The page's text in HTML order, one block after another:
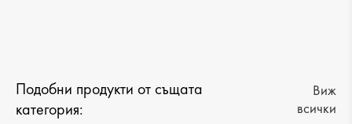
Подобни продукти от същата
категория:
Виж
всички